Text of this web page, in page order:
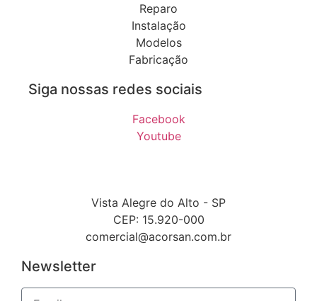
Reparo
Instalação
Modelos
Fabricação
Siga nossas redes sociais
Facebook
Youtube
Vista Alegre do Alto - SP
CEP: 15.920-000
comercial@acorsan.com.br
Newsletter